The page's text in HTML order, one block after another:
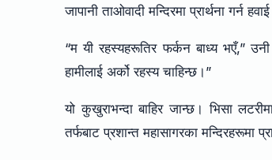
जापानी ताओवादी मन्दिरमा प्रार्थना गर्न
“म यी रहस्यहरूतिर फर्कन बाध्य भएँ,”
हामीलाई अर्को रहस्य चाहिन्छ।”
यो कुखुराभन्दा बाहिर जान्छ। भिसा
तर्फबाट प्रशान्त महासागरका मन्दिरहरूमा